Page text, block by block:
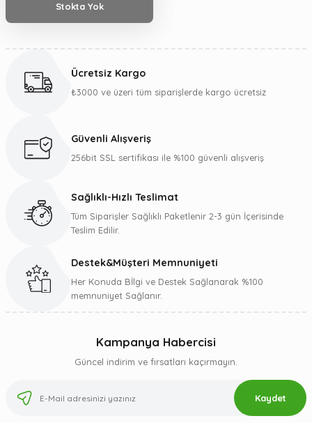
Stokta Yok
Ücretsiz Kargo
₺3000 ve üzeri tüm siparişlerde kargo ücretsiz
Güvenli Alışveriş
256bit SSL sertifikası ile %100 güvenli alışveriş
Sağlıklı-Hızlı Teslimat
Tüm Siparişler Sağlıklı Paketlenir 2-3 gün İçerisinde
Teslim Edilir.
Destek&Müşteri Memnuniyeti
Her Konuda Bİlgi ve Destek Sağlanarak %100
memnuniyet Sağlanır.
Kampanya Habercisi
Güncel indirim ve fırsatları kaçırmayın.
Kaydet